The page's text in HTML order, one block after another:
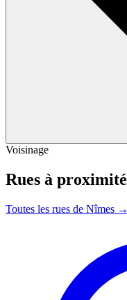
Voisinage
Rues à proximité
Toutes les rues de Nîmes →